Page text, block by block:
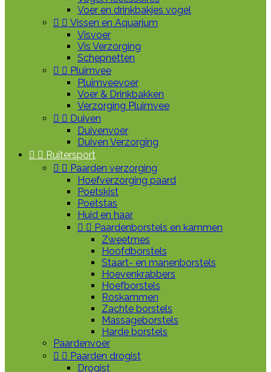
Voer en drinkbakjes vogel
  Vissen en Aquarium
Visvoer
Vis Verzorging
Schepnetten
  Pluimvee
Pluimveevoer
Voer & Drinkbakken
Verzorging Pluimvee
  Duiven
Duivenvoer
Duiven Verzorging
  Ruitersport
  Paarden verzorging
Hoefverzorging paard
Poetskist
Poetstas
Huid en haar
  Paardenborstels en kammen
Zweetmes
Hoofdborstels
Staart- en manenborstels
Hoevenkrabbers
Hoefborstels
Roskammen
Zachte borstels
Massageborstels
Harde borstels
Paardenvoer
  Paarden drogist
Drogist